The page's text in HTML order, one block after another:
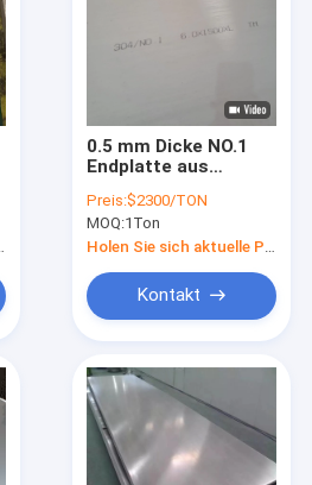
0.5 mm Dicke NO.1
Endplatte aus
1219 mm Warmwalz
Preis:$2300/TON
MOQ:1Ton
Kontakt